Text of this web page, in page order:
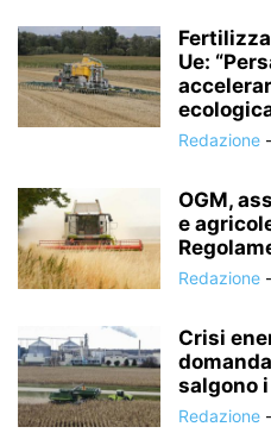
Ue:
Redazione -
OGM,
e
Redazione -
Crisi
salgono
Redazione -